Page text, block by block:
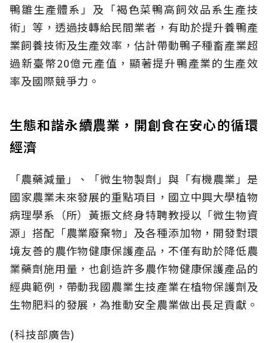
鴨雛生產體系」及「褐色菜鴨高飼效品系生產技
術」等，透過技轉給民間業者，有助於提升養鴨產
業飼養技術及生產效率，估計帶動鴨子種畜產業超
過新臺幣20億元產值，顯著提升鴨產業的生產效
率及國際競爭力。
生態和諧永續農業，開創食在安心的循環
經濟
「農藥減量」、「微生物製劑」與「有機農業」是
國家農業未來發展的重點項目，國立中興大學植物
病理學系（所）黃振文終身特聘教授以「微生物資
源」搭配「農業廢棄物」及各種添加物，開發對環
境友善的農作物健康保護產品，不僅有助於降低農
業藥劑施用量，也創造許多農作物健康保護產品的
經典範例，帶動我國農業生技產業在植物保護劑及
生物肥料的發展，為推動安全農業做出長足貢獻。
(科技部廣告)